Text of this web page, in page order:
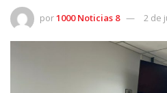
por1000 Noticias 8 2 de